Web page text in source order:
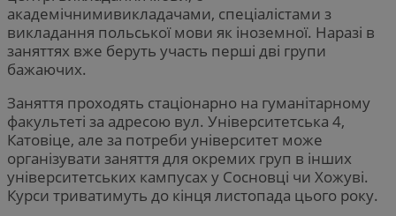
академічнимивикладачами, спеціалістами з
викладання польської мови як іноземної. Наразі в
заняттях вже беруть участь перші дві групи
бажаючих.
Заняття проходять стаціонарно на гуманітарному
факультеті за адресою вул. Університетська 4,
Катовіце, але за потреби університет може
організувати заняття для окремих груп в інших
університетських кампусах у Сосновці чи Хожуві.
Курси триватимуть до кінця листопада цього року.